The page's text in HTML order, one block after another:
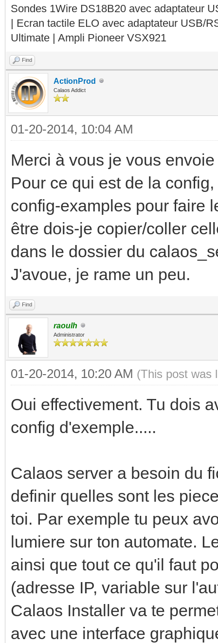
Sondes 1Wire DS18B20 avec adaptateur
| Ecran tactile ELO avec adaptateur USB/
Ultimate | Ampli Pioneer VSX921
Find
ActionProd
Calaos Addict
01-20-2014, 10:04 AM
Merci à vous je vous
Pour ce qui est de la
config-examples pour faire
être dois-je copier/coller
dans le dossier du
J'avoue, je rame un peu.
Find
raoulh
Administrator
01-20-2014, 10:20 AM (This post was
Oui effectivement. Tu dois
config d'exemple.....
Calaos server a besoin du
definir quelles sont les
toi. Par exemple tu peux
lumiere sur ton automate.
ainsi que tout ce qu'il faut
(adresse IP, variable sur
Calaos Installer va te
avec une interface